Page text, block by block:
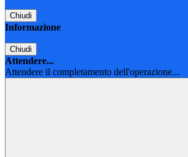
Chiudi
Informazione
Chiudi
Attendere...
Attendere il completamento dell'operazione...